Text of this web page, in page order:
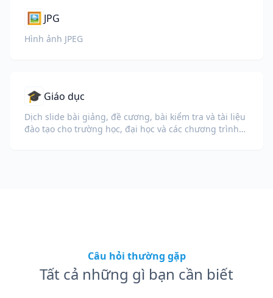
🖼️ JPG
Hình ảnh JPEG
🎓 Giáo dục
Dịch slide bài giảng, đề cương, bài kiểm tra và tài liệu
đào tạo cho trường học, đại học và các chương trình
Câu hỏi thường gặp
Tất cả những gì bạn cần biết